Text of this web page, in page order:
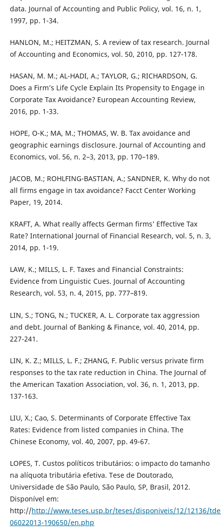
data. Journal of Accounting and Public Policy, vol. 16, n. 1,
1997, pp. 1-34.
HANLON, M.; HEITZMAN, S. A review of tax research. Journal
of Accounting and Economics, vol. 50, 2010, pp. 127-178.
HASAN, M. M.; AL-HADI, A.; TAYLOR, G.; RICHARDSON, G.
Does a Firm’s Life Cycle Explain Its Propensity to Engage in
Corporate Tax Avoidance? European Accounting Review,
2016, pp. 1-33.
HOPE, O-K.; MA, M.; THOMAS, W. B. Tax avoidance and
geographic earnings disclosure. Journal of Accounting and
Economics, vol. 56, n. 2–3, 2013, pp. 170–189.
JACOB, M.; ROHLFING-BASTIAN, A.; SANDNER, K. Why do not
all firms engage in tax avoidance? Facct Center Working
Paper, 19, 2014.
KRAFT, A. What really affects German firms’ Effective Tax
Rate? International Journal of Financial Research, vol. 5, n. 3,
2014, pp. 1-19.
LAW, K.; MILLS, L. F. Taxes and Financial Constraints:
Evidence from Linguistic Cues. Journal of Accounting
Research, vol. 53, n. 4, 2015, pp. 777–819.
LIN, S.; TONG, N.; TUCKER, A. L. Corporate tax aggression
and debt. Journal of Banking & Finance, vol. 40, 2014, pp.
227-241.
LIN, K. Z.; MILLS, L. F.; ZHANG, F. Public versus private firm
responses to the tax rate reduction in China. The Journal of
the American Taxation Association, vol. 36, n. 1, 2013, pp.
137-163.
LIU, X.; Cao, S. Determinants of Corporate Effective Tax
Rates: Evidence from listed companies in China. The
Chinese Economy, vol. 40, 2007, pp. 49-67.
LOPES, T. Custos políticos tributários: o impacto do tamanho
na alíquota tributária efetiva. Tese de Doutorado,
Universidade de São Paulo, São Paulo, SP, Brasil, 2012.
Disponível em:
http://http://www.teses.usp.br/teses/disponiveis/12/12136/
06022013-190650/en.php